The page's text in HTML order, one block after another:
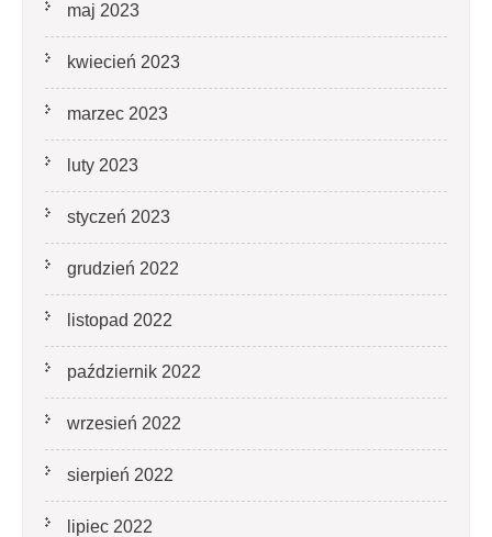
maj 2023
kwiecień 2023
marzec 2023
luty 2023
styczeń 2023
grudzień 2022
listopad 2022
październik 2022
wrzesień 2022
sierpień 2022
lipiec 2022